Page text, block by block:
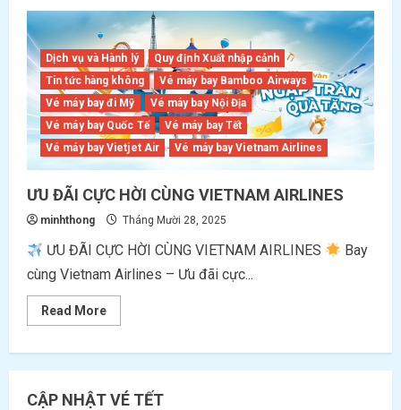
Airlines
ưu
đãi
15kg
hành
lý
ký
gửi
cho
hành
trình
bay
đi
Quốc</strong>
Dịch vụ và Hành lý
Quy định Xuất nhập cảnh
Tin tức hàng không
Vé máy bay Bamboo Airways
Vé máy bay đi Mỹ
Vé máy bay Nội Địa
Vé máy bay Quốc Tế
Vé máy bay Tết
Vé máy bay Vietjet Air
Vé máy bay Vietnam Airlines
ƯU ĐÃI CỰC HỜI CÙNG VIETNAM AIRLINES
minhthong Tháng Mười 28, 2025
ƯU ĐÃI CỰC HỜI CÙNG VIETNAM AIRLINES
Bay
cùng Vietnam Airlines – Ưu đãi cực...
Read MoreRead
more
CỰC
CÙNG
CẬP NHẬT VÉ TẾT